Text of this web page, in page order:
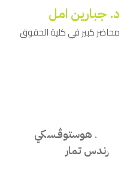
د. جبارين امل
محاضر كبير في كلية الحقوق